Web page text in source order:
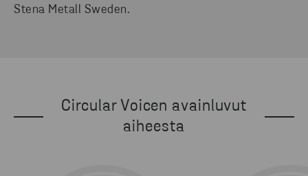
Stena Metall Sweden.
Circular Voicen avainluvut
aiheesta